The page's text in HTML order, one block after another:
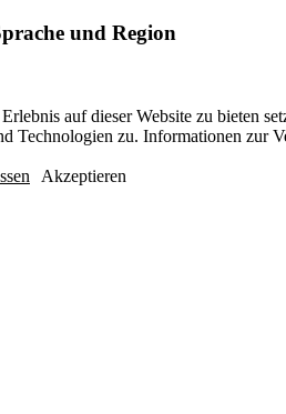
und Region
auf dieser Website zu bieten
Technologien zu. Informationen zur
Akzeptieren